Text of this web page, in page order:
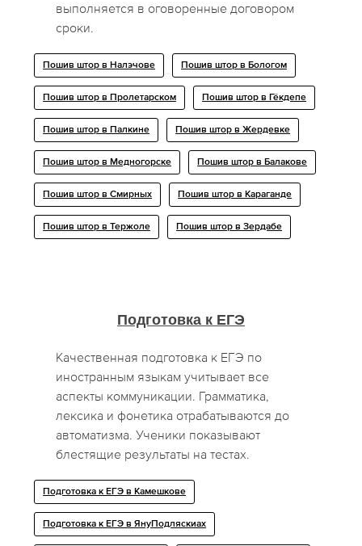
выполняется в оговоренные договором
сроки.
Пошив штор в Нaлэчoве Пошив штор в Бологом
Пошив штор в Пролетарском Пошив штор в Гёкдепе
Пошив штор в Палкине Пошив штор в Жердевке
Пошив штор в Медногорске Пошив штор в Балакове
Пошив штор в Смирных Пошив штор в Караганде
Пошив штор в Тержоле Пошив штор в Зердабе
Подготовка к ЕГЭ
Качественная подготовка к ЕГЭ по
иностранным языкам учитывает все
аспекты коммуникации. Грамматика,
лексика и фонетика отрабатываются до
автоматизма. Ученики показывают
блестящие результаты на тестах.
Подготовка к ЕГЭ в Камешкове
Подготовка к ЕГЭ в ЯнуПодляскиах